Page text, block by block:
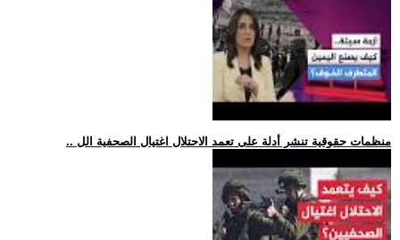
.. منظمات حقوقية تنشر أدلة على تعمد الاحتلال اغتيال الصحفية الل